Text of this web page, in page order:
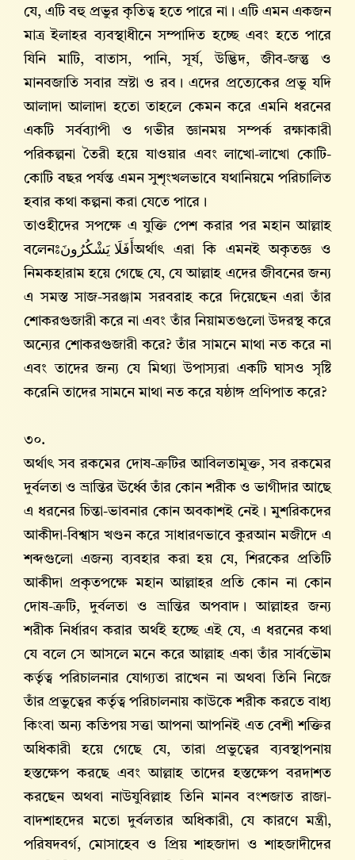
যে, এটি বহু প্রভুর কৃতিত্ব হতে পারে না। এটি এমন একজন
মাত্র ইলাহর ব্যবস্থাধীনে সম্পাদিত হচ্ছে এবং হতে পারে
যিনি মাটি, বাতাস, পানি, সূর্য, উদ্ভিদ, জীব-জন্তু ও
মানবজাতি সবার স্রষ্টা ও রব। এদের প্রত্যেকের প্রভু যদি
আলাদা আলাদা হতো তাহলে কেমন করে এমনি ধরনের
একটি সর্বব্যাপী ও গভীর জ্ঞানময় সম্পর্ক রক্ষাকারী
পরিকল্পনা তৈরী হয়ে যাওয়ার এবং লাখো-লাখো কোটি-
কোটি বছর পর্যন্ত এমন সুশৃংখলভাবে যথানিয়মে পরিচালিত
হবার কথা কল্পনা করা যেতে পারে।
তাওহীদের সপক্ষে এ যুক্তি পেশ করার পর মহান আল্লাহ‌
বলেনঃأَفَلَا يَشْكُرُونَঅর্থাৎ এরা কি এমনই অকৃতজ্ঞ ও
নিমকহারাম হয়ে গেছে যে, যে আল্লাহ‌ এদের জীবনের জন্য
এ সমস্ত সাজ-সরঞ্জাম সরবরাহ করে দিয়েছেন এরা তাঁর
শোকরগুজারী করে না এবং তাঁর নিয়ামতগুলো উদরস্থ করে
অন্যের শোকরগুজারী করে? তাঁর সামনে মাথা নত করে না
এবং তাদের জন্য যে মিথ্যা উপাস্যরা একটি ঘাসও সৃষ্টি
করেনি তাদের সামনে মাথা নত করে যষ্ঠাঙ্গ প্রণিপাত করে?
৩০.
অর্থাৎ সব রকমের দোষ-ত্রুটির আবিলতামূক্ত, সব রকমের
দুর্বলতা ও ভ্রান্তির ঊর্ধ্বে তাঁর কোন শরীক ও ভাগীদার আছে
এ ধরনের চিন্তা-ভাবনার কোন অবকাশই নেই। মুশরিকদের
আকীদা-বিশ্বাস খণ্ডন করে সাধারণভাবে কুরআন মজীদে এ
শব্দগুলো এজন্য ব্যবহার করা হয় যে, শিরকের প্রতিটি
আকীদা প্রকৃতপক্ষে মহান আল্লাহ‌র প্রতি কোন না কোন
দোষ-ত্রুটি, দুর্বলতা ও ভ্রান্তির অপবাদ। আল্লাহ‌র জন্য
শরীক নির্ধারণ করার অর্থই হচ্ছে এই যে, এ ধরনের কথা
যে বলে সে আসলে মনে করে আল্লাহ‌ একা তাঁর সার্বভৌম
কর্তৃত্ব পরিচালনার যোগ্যতা রাখেন না অথবা তিনি নিজে
তাঁর প্রভুত্বের কর্তৃত্ব পরিচালনায় কাউকে শরীক করতে বাধ্য
কিংবা অন্য কতিপয় সত্তা আপনা আপনিই এত বেশী শক্তির
অধিকারী হয়ে গেছে যে, তারা প্রভুত্বের ব্যবস্থাপনায়
হস্তক্ষেপ করছে এবং আল্লাহ‌ তাদের হস্তক্ষেপ বরদাশত
করছেন অথবা নাউযুবিল্লাহ তিনি মানব বংশজাত রাজা-
বাদশাহদের মতো দুর্বলতার অধিকারী, যে কারণে মন্ত্রী,
পরিষদবর্গ, মোসাহেব ও প্রিয় শাহজাদা ও শাহজাদীদের